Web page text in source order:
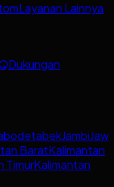
Layanan Lainnya
Dukungan
Jambi
BaratKalimantan
TimurKalimantan